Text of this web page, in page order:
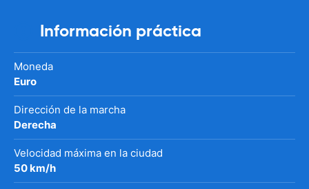
Información práctica
Moneda
Euro
Dirección de la marcha
Derecha
Velocidad máxima en la ciudad
50 km/h